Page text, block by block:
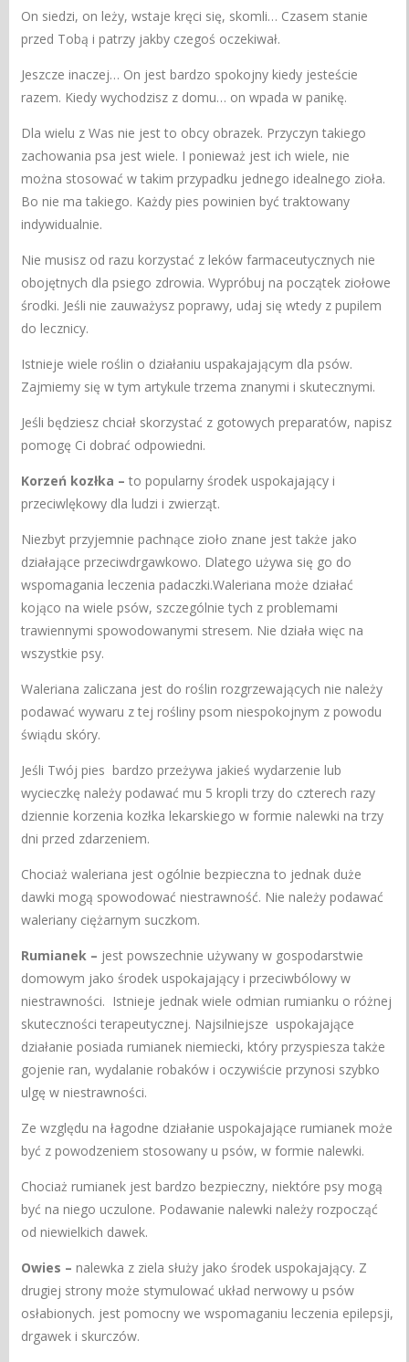
On siedzi, on leży, wstaje kręci się, skomli… Czasem stanie
przed Tobą i patrzy jakby czegoś oczekiwał.
Jeszcze inaczej… On jest bardzo spokojny kiedy jesteście
razem. Kiedy wychodzisz z domu… on wpada w panikę.
Dla wielu z Was nie jest to obcy obrazek. Przyczyn takiego
zachowania psa jest wiele. I ponieważ jest ich wiele, nie
można stosować w takim przypadku jednego idealnego zioła.
Bo nie ma takiego. Każdy pies powinien być traktowany
indywidualnie.
Nie musisz od razu korzystać z leków farmaceutycznych nie
obojętnych dla psiego zdrowia. Wypróbuj na początek ziołowe
środki. Jeśli nie zauważysz poprawy, udaj się wtedy z pupilem
do lecznicy.
Istnieje wiele roślin o działaniu uspakajającym dla psów.
Zajmiemy się w tym artykule trzema znanymi i skutecznymi.
Jeśli będziesz chciał skorzystać z gotowych preparatów, napisz
pomogę Ci dobrać odpowiedni.
Korzeń kozłka –to popularny środek uspokajający i
przeciwlękowy dla ludzi i zwierząt.
Niezbyt przyjemnie pachnące zioło znane jest także jako
działające przeciwdrgawkowo. Dlatego używa się go do
wspomagania leczenia padaczki.Waleriana może działać
kojąco na wiele psów, szczególnie tych z problemami
trawiennymi spowodowanymi stresem. Nie działa więc na
wszystkie psy.
Waleriana zaliczana jest do roślin rozgrzewających nie należy
podawać wywaru z tej rośliny psom niespokojnym z powodu
świądu skóry.
Jeśli Twój pies bardzo przeżywa jakieś wydarzenie lub
wycieczkę należy podawać mu 5 kropli trzy do czterech razy
dziennie korzenia kozłka lekarskiego w formie nalewki na trzy
dni przed zdarzeniem.
Chociaż waleriana jest ogólnie bezpieczna to jednak duże
dawki mogą spowodować niestrawność. Nie należy podawać
waleriany ciężarnym suczkom.
Rumianek – jest powszechnie używany w gospodarstwie
domowym jako środek uspokajający i przeciwbólowy w
niestrawności. Istnieje jednak wiele odmian rumianku o różnej
skuteczności terapeutycznej. Najsilniejsze uspokajające
działanie posiada rumianek niemiecki, który przyspiesza także
gojenie ran, wydalanie robaków i oczywiście przynosi szybko
ulgę w niestrawności.
Ze względu na łagodne działanie uspokajające rumianek może
być z powodzeniem stosowany u psów, w formie nalewki.
Chociaż rumianek jest bardzo bezpieczny, niektóre psy mogą
być na niego uczulone. Podawanie nalewki należy rozpocząć
od niewielkich dawek.
Owies –nalewka z ziela służy jako środek uspokajający. Z
drugiej strony może stymulować układ nerwowy u psów
osłabionych. jest pomocny we wspomaganiu leczenia epilepsji,
drgawek i skurczów.